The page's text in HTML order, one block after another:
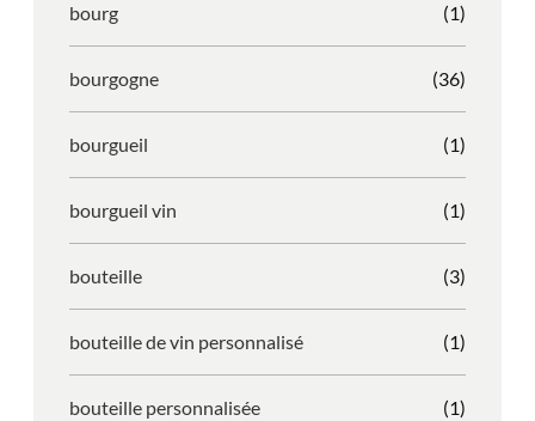
bourg (1)
bourgogne (36)
bourgueil (1)
bourgueil vin (1)
bouteille (3)
bouteille de vin personnalisé (1)
bouteille personnalisée (1)